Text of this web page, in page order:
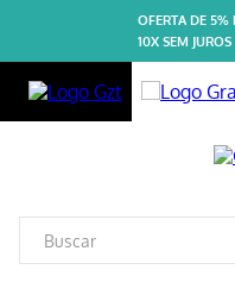
OFERTA DE
10X SEM